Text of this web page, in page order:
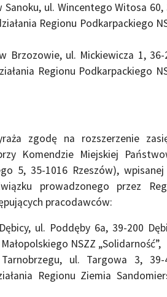
ul. Wincentego Witosa 60,
Regionu Podkarpackiego
Brzozowie, ul. Mickiewicza 1, 36-
Regionu Podkarpackiego
zgodę na rozszerzenie
Komendzie Miejskiej
5, 35-1016 Rzeszów),
prowadzonego przez
pracodawców:
ul. Poddęby 6a, 39-200
NSZZ „Solidarność”,
ul. Targowa 3, 39-
Regionu Ziemia